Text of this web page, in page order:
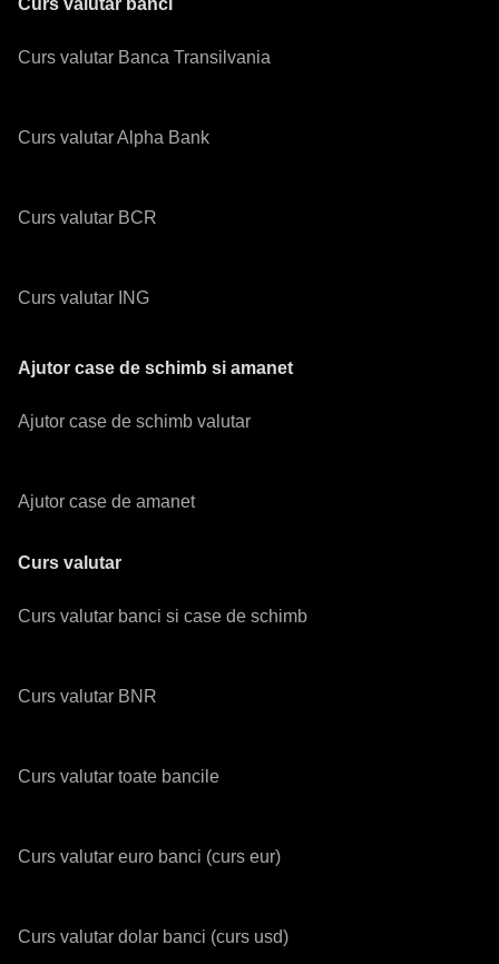
Curs valutar banci
Curs valutar Banca Transilvania
Curs valutar Alpha Bank
Curs valutar BCR
Curs valutar ING
Ajutor case de schimb si amanet
Ajutor case de schimb valutar
Ajutor case de amanet
Curs valutar
Curs valutar banci si case de schimb
Curs valutar BNR
Curs valutar toate bancile
Curs valutar euro banci (curs eur)
Curs valutar dolar banci (curs usd)